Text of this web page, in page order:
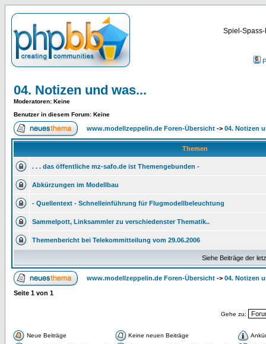
Spiel-
04. Notizen und was...
Moderatoren: Keine
Benutzer in diesem Forum: Keine
www.modellzeppelin.de Foren-Übersicht -> 04. Notizen
Themen
. . . das öffentliche mz-safo.de ist Themengebunden -
Abkürzungen im Modellbau
- Quellentext - Schnelleinführung für Flugmodellbeleuchtung
Sammelpott, Linksammler zu verschiedenster Thematik..
Themenbericht bei Telekommitteilung vom 29.06.2006
Siehe Beiträge der
www.modellzeppelin.de Foren-Übersicht -> 04. Notizen
Seite 1 von 1
Gehe zu:
Neue Beiträge Keine neuen Beiträge